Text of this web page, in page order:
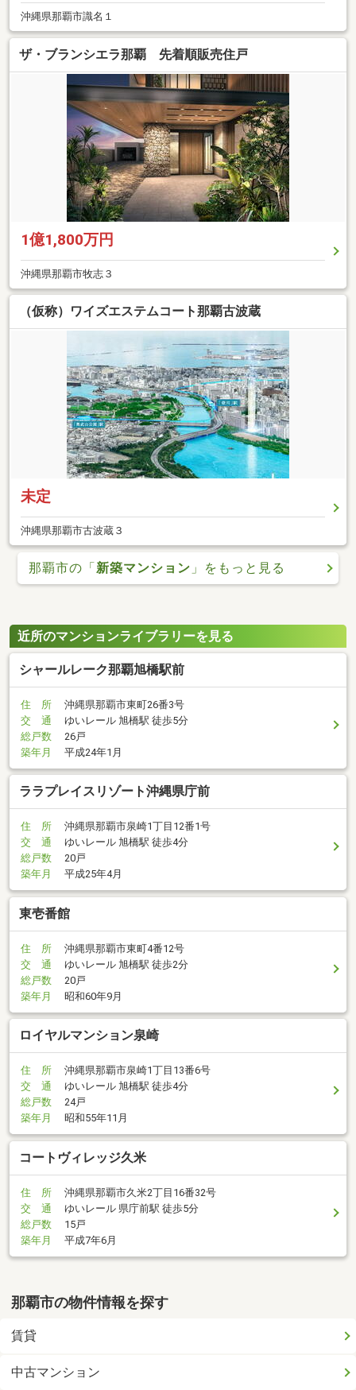
沖縄県那覇市識名１
ザ・ブランシエラ那覇 先着順販売住戸
1億1,800万円
沖縄県那覇市牧志３
（仮称）ワイズエステムコート那覇古波蔵
未定
沖縄県那覇市古波蔵３
那覇市の「新築マンション 」をもっと見る
近所のマンションライブラリーを見る
シャールレーク那覇旭橋駅前
住 所
沖縄県那覇市東町26番3号
交 通
ゆいレール 旭橋駅 徒歩5分
総戸数
26戸
築年月
平成24年1月
ララプレイスリゾート沖縄県庁前
住 所
沖縄県那覇市泉崎1丁目12番1号
交 通
ゆいレール 旭橋駅 徒歩4分
総戸数
20戸
築年月
平成25年4月
東壱番館
住 所
沖縄県那覇市東町4番12号
交 通
ゆいレール 旭橋駅 徒歩2分
総戸数
20戸
築年月
昭和60年9月
ロイヤルマンション泉崎
住 所
沖縄県那覇市泉崎1丁目13番6号
交 通
ゆいレール 旭橋駅 徒歩4分
総戸数
24戸
築年月
昭和55年11月
コートヴィレッジ久米
住 所
沖縄県那覇市久米2丁目16番32号
交 通
ゆいレール 県庁前駅 徒歩5分
総戸数
15戸
築年月
平成7年6月
那覇市の物件情報を探す
賃貸
中古マンション